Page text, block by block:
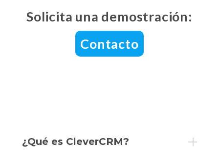
Solicita una demostración:
Contacto
¿Qué es CleverCRM?